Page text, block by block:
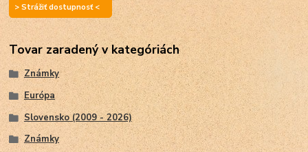
> Strážiť dostupnosť <
Tovar zaradený v kategóriách
Známky
Európa
Slovensko (2009 - 2026)
Známky